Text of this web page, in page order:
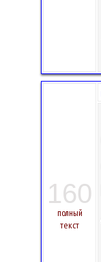
160
полный
текст